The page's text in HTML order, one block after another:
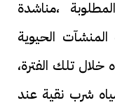
،مناشدة
المنشآت الحيوية
خلال تلك الفترة،
شرب نقية عند